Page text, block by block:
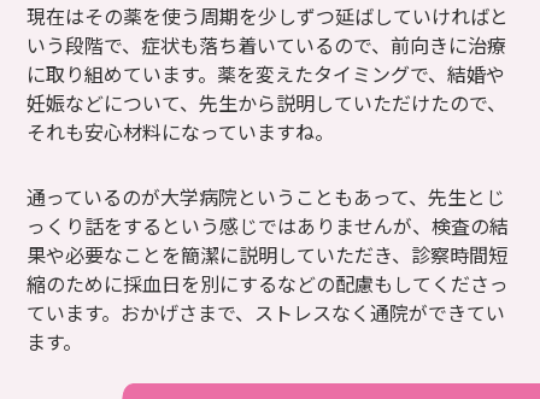
現在はその薬を使う周期を少しずつ延ばしていければと
いう段階で、症状も落ち着いているので、前向きに治療
に取り組めています。薬を変えたタイミングで、結婚や
妊娠などについて、先生から説明していただけたので、
それも安心材料になっていますね。
通っているのが大学病院ということもあって、先生とじ
っくり話をするという感じではありませんが、検査の結
果や必要なことを簡潔に説明していただき、診察時間短
縮のために採血日を別にするなどの配慮もしてくださっ
ています。おかげさまで、ストレスなく通院ができてい
ます。